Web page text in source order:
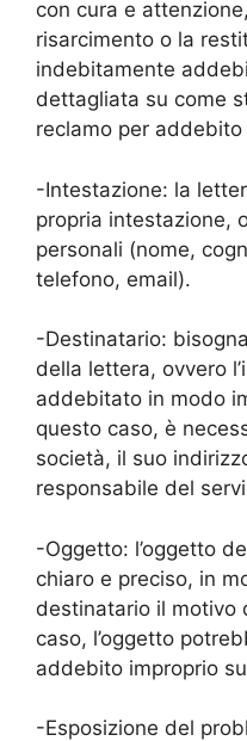
con cura e
risarcimento o la
indebitamente
dettagliata su come
reclamo per addebito
-Intestazione: la
propria intestazione,
personali (nome,
telefono, email).
-Destinatario:
della lettera, ovvero
addebitato in modo
questo caso, è
società, il suo
responsabile del
-Oggetto: l’oggetto
chiaro e preciso, in
destinatario il motivo
caso, l’oggetto
addebito improprio
-Esposizione del